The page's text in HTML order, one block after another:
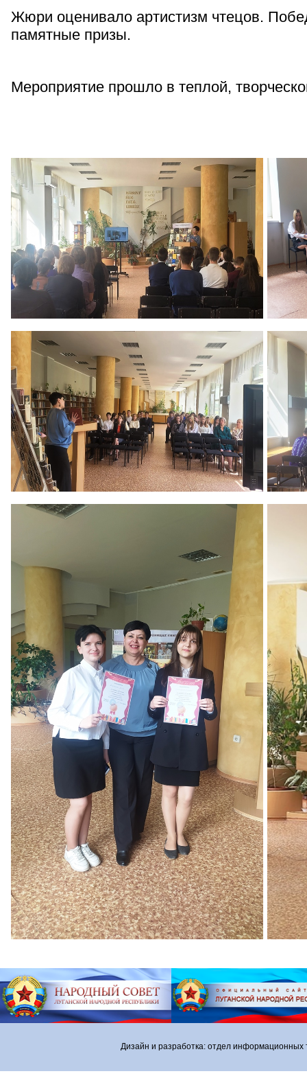
Жюри оценивало артистизм чтецов.
памятные призы.
Мероприятие прошло в теплой,
Дизайн и разработка: отдел информационных